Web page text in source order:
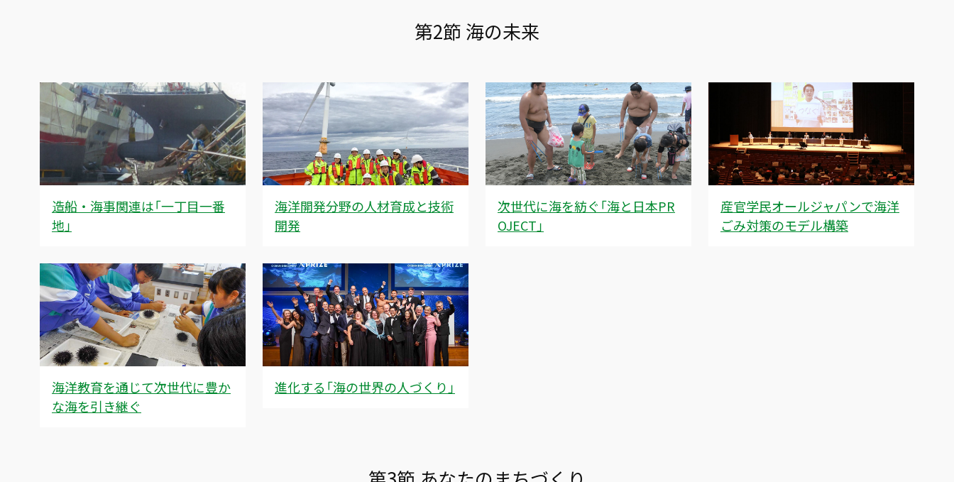
第2節 海の未来
造船・海事関連は「一丁目一番
地」
海洋開発分野の人材育成と技術
開発
次世代に海を紡ぐ「海と日本PR
OJECT」
産官学民オールジャパンで海洋
ごみ対策のモデル構築
海洋教育を通じて次世代に豊か
な海を引き継ぐ
進化する「海の世界の人づくり」